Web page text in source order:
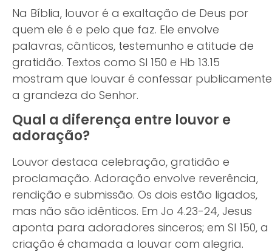
Na Bíblia, louvor é a exaltação de Deus por
quem ele é e pelo que faz. Ele envolve
palavras, cânticos, testemunho e atitude de
gratidão. Textos como Sl 150 e Hb 13.15
mostram que louvar é confessar publicamente
a grandeza do Senhor.
Qual a diferença entre louvor e
adoração?
Louvor destaca celebração, gratidão e
proclamação. Adoração envolve reverência,
rendição e submissão. Os dois estão ligados,
mas não são idênticos. Em Jo 4.23-24, Jesus
aponta para adoradores sinceros; em Sl 150, a
criação é chamada a louvar com alegria.